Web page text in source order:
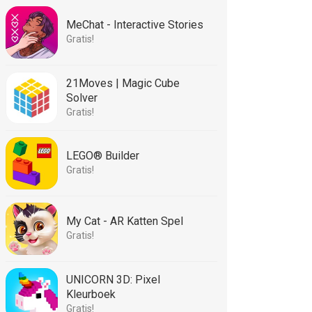
MeChat - Interactive Stories
Gratis!
21Moves | Magic Cube
Solver
Gratis!
LEGO® Builder
Gratis!
My Cat - AR Katten Spel
Gratis!
UNICORN 3D: Pixel
Kleurboek
Gratis!